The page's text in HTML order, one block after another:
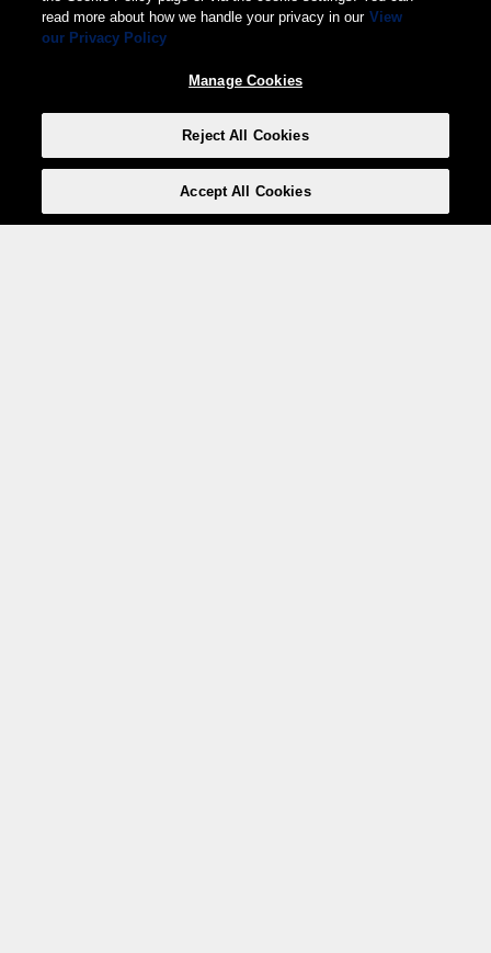
read more about how we handle your privacy in our View
our Privacy Policy
Manage Cookies
Reject All Cookies
Accept All Cookies